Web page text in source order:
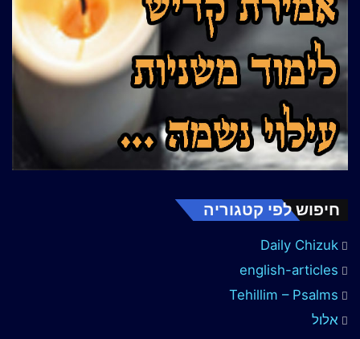
חיפוש לפי קטגוריה
Daily Chizuk
english-articles
Tehillim – Psalms
אלול